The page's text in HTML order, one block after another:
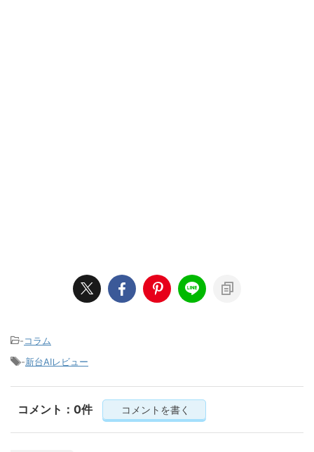
-コラム
-新台AIレビュー
コメント：0件 コメントを書く